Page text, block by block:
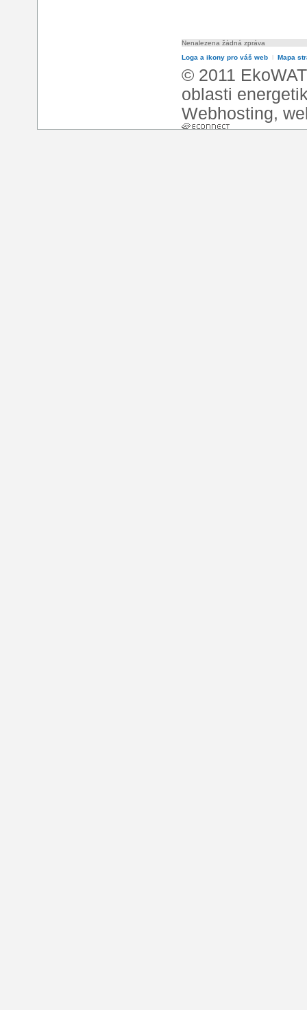
Nenalezena žádná zpráva
Loga a ikony pro váš web l Mapa
© 2011
oblasti
Webhosting,